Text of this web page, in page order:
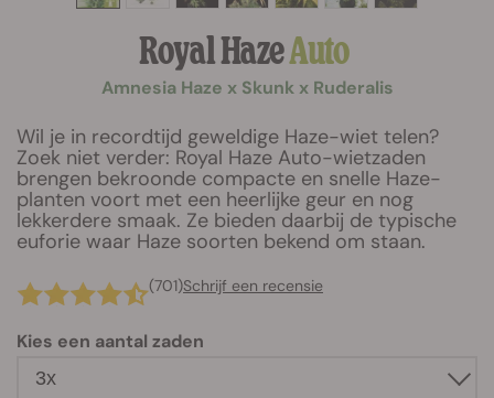
Royal HazeAuto
Amnesia Haze x Skunk x Ruderalis
Wil je in recordtijd geweldige Haze-wiet telen?
Zoek niet verder: Royal Haze Auto-wietzaden
brengen bekroonde compacte en snelle Haze-
planten voort met een heerlijke geur en nog
lekkerdere smaak. Ze bieden daarbij de typische
euforie waar Haze soorten bekend om staan.
(701)Schrijf een recensie
Kies een aantal zaden